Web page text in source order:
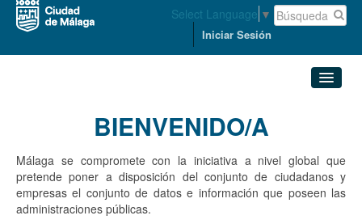
Select Language ▼
Iniciar Sesión
Conjuntos de datos
Organizaciones
Grupos
BIENVENIDO/A
Málaga se compromete con la iniciativa a nivel global que
pretende poner a disposición del conjunto de ciudadanos y
empresas el conjunto de datos e información que poseen las
administraciones públicas.